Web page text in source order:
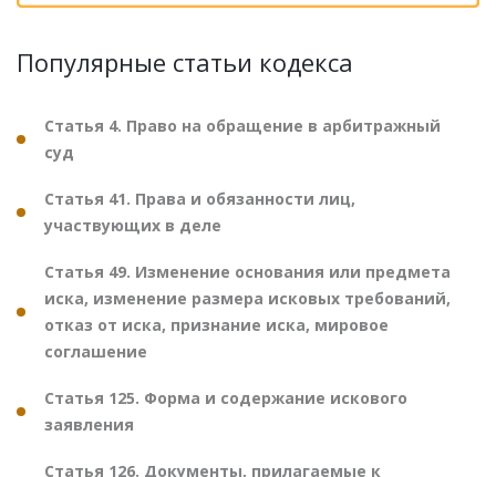
Популярные статьи кодекса
Статья 4. Право на обращение в арбитражный
суд
Статья 41. Права и обязанности лиц,
участвующих в деле
Статья 49. Изменение основания или предмета
иска, изменение размера исковых требований,
отказ от иска, признание иска, мировое
соглашение
Статья 125. Форма и содержание искового
заявления
Статья 126. Документы, прилагаемые к